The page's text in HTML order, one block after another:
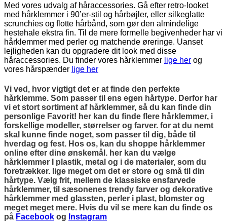
Med vores udvalg af håraccessories. Gå efter retro-looket
med hårklemmer i 90’er-stil og hårbøjler, eller silkeglatte
scrunchies og flotte hårbånd, som gør den almindelige
hestehale ekstra fin. Til de mere formelle begivenheder har vi
hårklemmer med perler og matchende øreringe. Uanset
lejligheden kan du opgradere dit look med disse
håraccessories. Du finder vores hårklemmer lige her og
vores hårspænder lige her
Vi ved, hvor vigtigt det er at finde den perfekte
hårklemme. Som passer til ens egen hårtype. Derfor har
vi et stort sortiment af hårklemmer, så du kan finde din
personlige Favorit! her kan du finde flere hårklemmer, i
forskellige modeller, størrelser og farver. for at du nemt
skal kunne finde noget, som passer til dig, både til
hverdag og fest. Hos os, kan du shoppe hårklemmer
online efter dine ønskemål. her kan du vælge
hårklemmer I plastik, metal og i de materialer, som du
foretrækker. lige meget om det er store og små til din
hårtype. Vælg frit, mellem de klassiske ensfarvede
hårklemmer, til sæsonenes trendy farver og dekorative
hårklemmer med glassten, perler i plast, blomster og
meget meget mere. Hvis du vil se mere kan du finde os
på Facebook og Instagram